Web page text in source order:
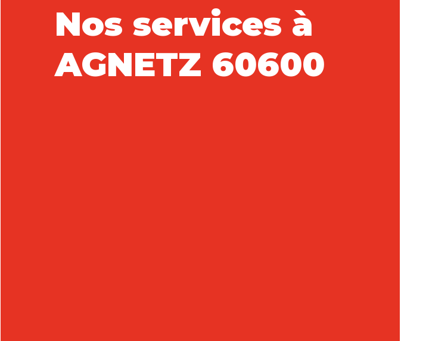
Nos services à
AGNETZ 60600